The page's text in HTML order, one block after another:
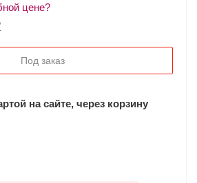
цене?
Под заказ
на сайте, через корзину